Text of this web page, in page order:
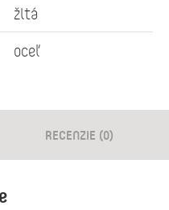
žltá
oceľ
RECENZIE (0)